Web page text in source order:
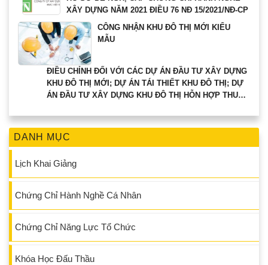
DANH MỤC
Lịch Khai Giảng
Chứng Chỉ Hành Nghề Cá Nhân
Chứng Chỉ Năng Lực Tổ Chức
Khóa Học Đấu Thầu
XÂY DỰNG NĂM 2021 ĐIỀU 76 NĐ 15/2021/NĐ-CP
CÔNG NHẬN KHU ĐÔ THỊ MỚI KIỂU
MẪU
ĐIỀU CHỈNH ĐỐI VỚI CÁC DỰ ÁN ĐẦU TƯ XÂY DỰNG
KHU ĐÔ THỊ MỚI; DỰ ÁN TÁI THIẾT KHU ĐÔ THỊ; DỰ
ÁN ĐẦU TƯ XÂY DỰNG KHU ĐÔ THỊ HỖN HỢP THUỘC